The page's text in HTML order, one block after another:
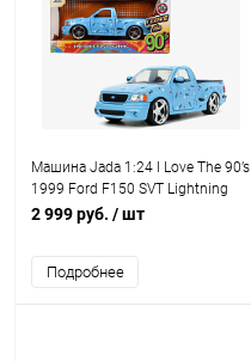
Машина Jada 1:24 I Love The 90’s
1999 Ford F150 SVT Lightning
(небесно голубой)
2 999 руб. / шт
Подробнее